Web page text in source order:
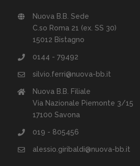
Nuova B.B. Sede
C.so Roma 21 (ex. SS 30)
15012 Bistagno
0144 - 79492
silvio.ferri@nuova-bb.it
Nuova B.B. Filiale
Via Nazionale Piemonte 3/15
17100 Savona
019 - 805456
alessio.giribaldi@nuova-bb.it